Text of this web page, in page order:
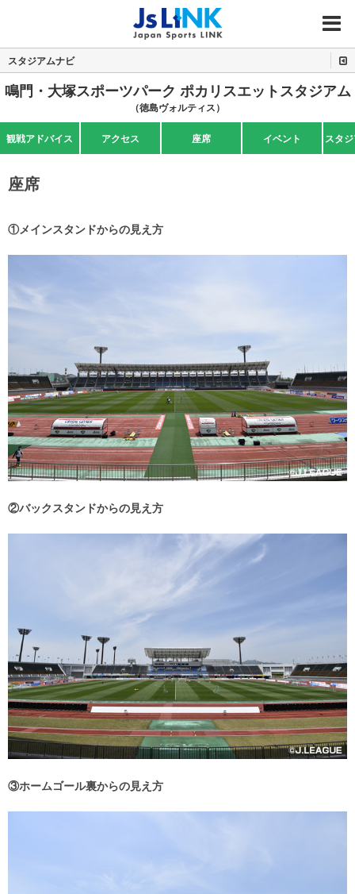
MENU
スタジアムナビ
鳴門・大塚スポーツパーク ポカリスエットスタジアム
（徳島ヴォルティス）
観戦アドバイス アクセス 座席 イベント スタ
座席
①メインスタンドからの見え方
②バックスタンドからの見え方
③ホームゴール裏からの見え方